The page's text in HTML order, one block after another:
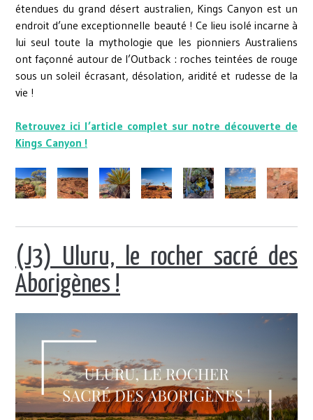
étendues du grand désert australien, Kings Canyon est un
endroit d’une exceptionnelle beauté ! Ce lieu isolé incarne à
lui seul toute la mythologie que les pionniers Australiens
ont façonné autour de l’Outback : roches teintées de rouge
sous un soleil écrasant, désolation, aridité et rudesse de la
vie !
Retrouvez ici l’article complet sur notre découverte de
Kings Canyon !
(J3) Uluru, le rocher sacré des
Aborigènes !